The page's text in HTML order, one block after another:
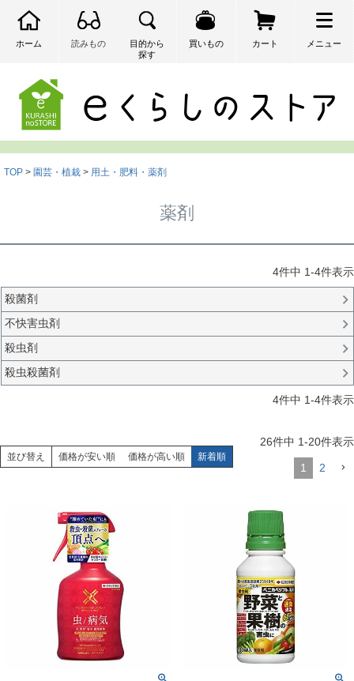
ホーム 読みもの
目的から
探す
買いもの カート メニュー
TOP 園芸・植栽 用土・肥料・薬剤
薬剤
4件中 1-4件表示
殺菌剤
不快害虫剤
殺虫剤
殺虫殺菌剤
4件中 1-4件表示
並び替え 価格が安い順 価格が高い順 新着順
26件中 1-20件表示
1 2